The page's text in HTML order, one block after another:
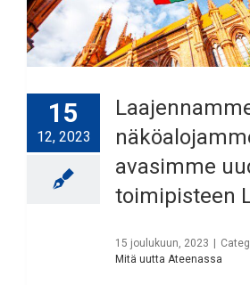
15
12, 2023
avasimme
toimipisteen
15 joulukuun, 2023 |
Mitä uutta Ateenassa